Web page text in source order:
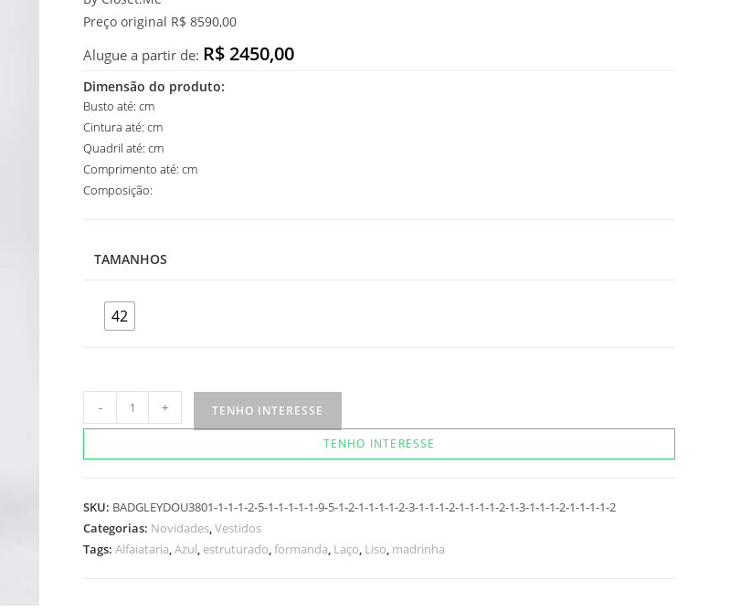
Preço original R$ 8590,00
Alugue a partir de: R$ 2450,00
Dimensão do produto:
Busto até: cm
Cintura até: cm
Quadril até: cm
Comprimento até: cm
Composição:
TAMANHOS
42
Kairi
- + TENHO INTERESSE
TENHO INTERESSE
SKU: BADGLEYDOU3801-1-1-1-2-5-1-1-1-1-1-9-5-1-2-1-1-1-1-2-3-1-1-1-2-1-1-1-1-2-1-3-1-1-1-2-1-1-1-1-2
Categorias: Novidades,Vestidos
Tags: Alfaiataria,Azul, estruturado,formanda, Laço, Liso, madrinha